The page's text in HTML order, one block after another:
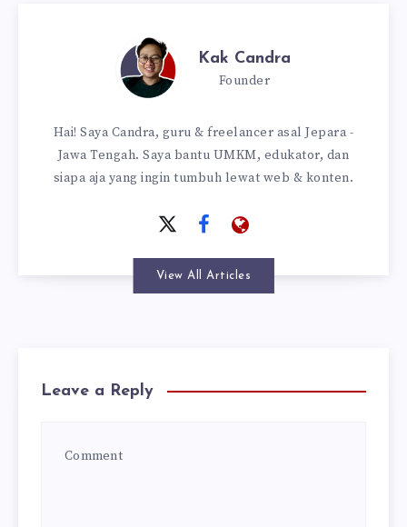
Kak Candra
Founder
Hai! Saya Candra, guru & freelancer asal Jepara -
Jawa Tengah. Saya bantu UMKM, edukator, dan
siapa aja yang ingin tumbuh lewat web & konten.
View All Articles
Leave a Reply